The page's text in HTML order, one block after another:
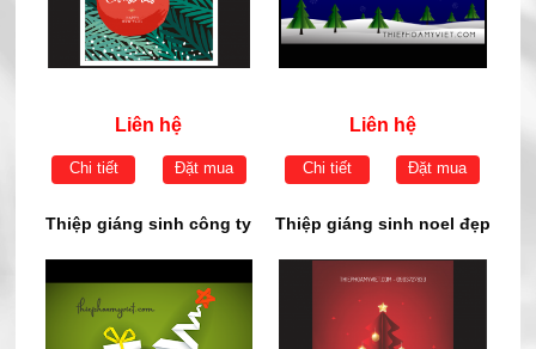
Liên hệ
Chi tiết Đặt mua
Liên hệ
Chi tiết Đặt mua
Thiệp giáng sinh công ty Thiệp giáng sinh noel đẹp